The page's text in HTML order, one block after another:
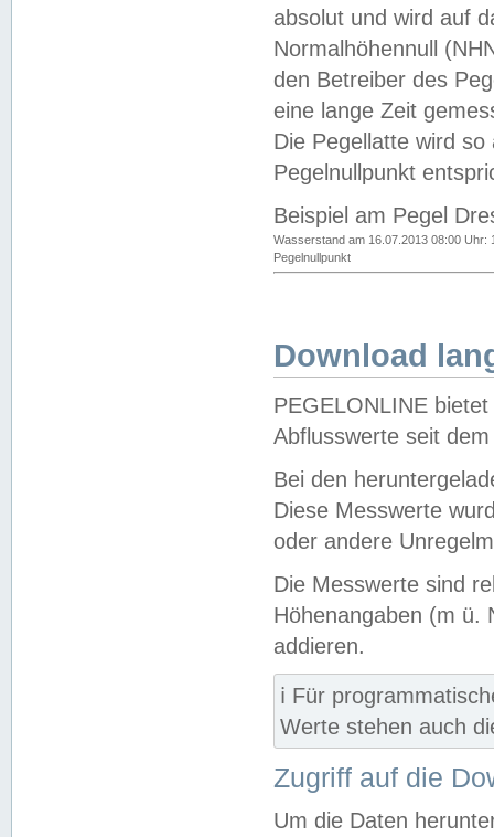
absolut und wird auf
Normalhöhennull
den Betreiber des
eine lange Zeit
Die Pegellatte wird
Pegelnullpunkt
Beispiel am Pegel
Wasserstand am 16.07.2013 08:00 Uhr:
Pegelnullpunkt
Download
PEGELONLINE
Abflusswerte seit
Bei den
Diese Messwerte
oder andere
Die Messwerte sind
Höhenangaben (m ü.
addieren.
ℹ️ Für
Werte stehen auch
Zugriff auf die
Um die Daten